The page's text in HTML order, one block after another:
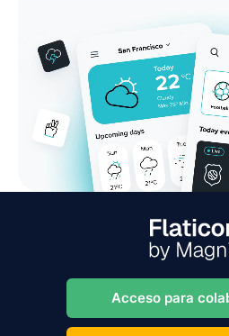
Acceso para